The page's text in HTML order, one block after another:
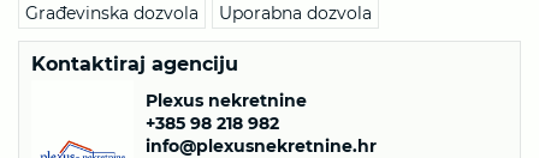
Građevinska dozvola Uporabna dozvola
Kontaktiraj agenciju
Plexus nekretnine
+385 98 218 982
info@plexusnekretnine.hr